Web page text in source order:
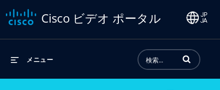
Cisco ビデオ ポータル
メニュー 動画の検索語句